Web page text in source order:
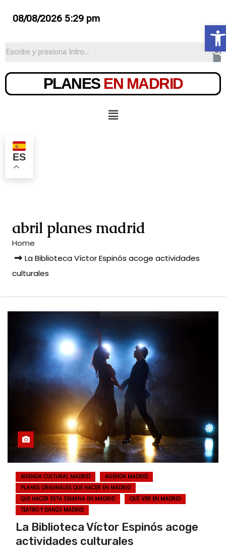
08/08/2026 5:29 pm
PLANES EN MADRID
ES
abril planes madrid
Home
La Biblioteca Víctor Espinós acoge actividades
culturales
AGENDA CULTURAL MADRID
AGENDA MADRID
PLANES ORIGINALES QUE HACER EN MADRID
QUE HACER ESTA SEMANA EN MADRID
QUÉ VER EN MADRID
TEATRO Y DANZA MADRID
La Biblioteca Víctor Espinós acoge
actividades culturales